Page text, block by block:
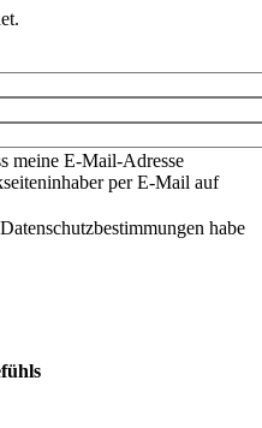
meine E-Mail-Adresse
per E-Mail auf
habe